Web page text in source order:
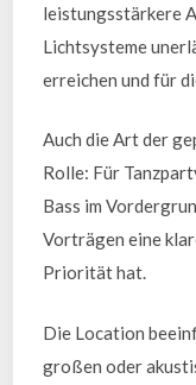
leistungsstärkere
Lichtsysteme
erreichen und für
Auch die Art der
Rolle: Für
Bass im
Vorträgen eine
Priorität hat.
Die Location
großen oder